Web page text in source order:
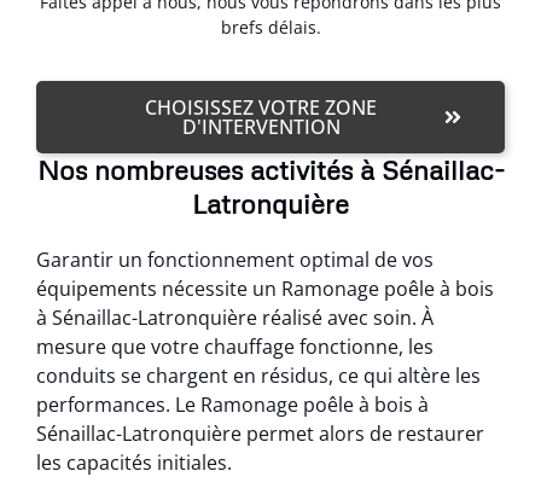
brefs délais.
CHOISISSEZ VOTRE ZONE
D'INTERVENTION
Nos nombreuses activités à Sénaillac-
Latronquière
Garantir un fonctionnement optimal de vos
équipements nécessite un Ramonage poêle à bois
à Sénaillac-Latronquière réalisé avec soin. À
mesure que votre chauffage fonctionne, les
conduits se chargent en résidus, ce qui altère les
performances. Le Ramonage poêle à bois à
Sénaillac-Latronquière permet alors de restaurer
les capacités initiales.